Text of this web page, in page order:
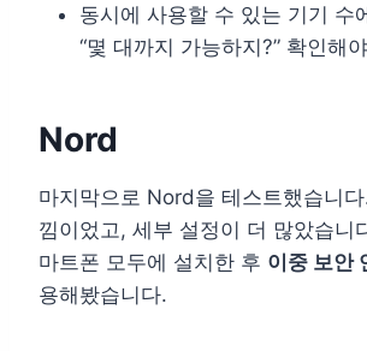
동시에 사용할 수 있는 기기 수
“몇 대까지 가능하지?” 확인해
Nord
마지막으로 Nord을 테스트했습니
낌이었고, 세부 설정이 더 많았습니
마트폰 모두에 설치한 후 이중 보안
용해봤습니다.